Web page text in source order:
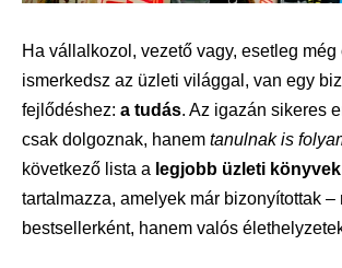
Ha vállalkozol, vezető vagy, esetleg még
ismerkedsz az üzleti világgal, van egy
fejlődéshez: a tudás. Az igazán sikeres
csak dolgoznak, hanem tanulnak is
következő lista a legjobb üzleti könyvek
tartalmazza, amelyek már bizonyítottak –
bestsellerként, hanem valós